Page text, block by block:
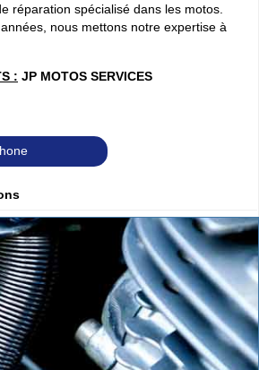
réparation spécialisé dans les motos.
nous mettons notre expertise à
: JP MOTOS SERVICES